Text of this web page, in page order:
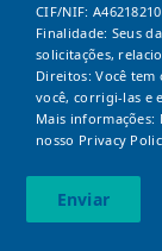
CIF/NIF: A46218210
Finalidade: Seus
solicitações,
Direitos: Você
você, corrigi-las e
Mais informações:
nosso Privacy
Enviar